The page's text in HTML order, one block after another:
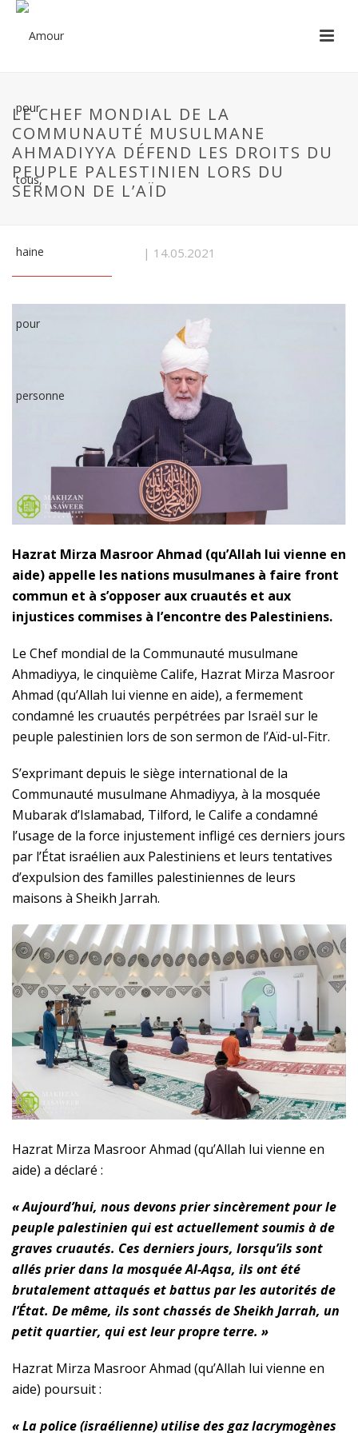
LE CHEF MONDIAL DE LA
COMMUNAUTÉ MUSULMANE
AHMADIYYA DÉFEND LES DROITS DU
PEUPLE PALESTINIEN LORS DU
SERMON DE L’AÏD
| 14.05.2021
Hazrat Mirza Masroor Ahmad (qu’Allah lui vienne en
aide) appelle les nations musulmanes à faire front
commun et à s’opposer aux cruautés et aux
injustices commises à l’encontre des Palestiniens.
Le Chef mondial de la Communauté musulmane
Ahmadiyya, le cinquième Calife, Hazrat Mirza Masroor
Ahmad (qu’Allah lui vienne en aide), a fermement
condamné les cruautés perpétrées par Israël sur le
peuple palestinien lors de son sermon de l’Aïd-ul-Fitr.
S’exprimant depuis le siège international de la
Communauté musulmane Ahmadiyya, à la mosquée
Mubarak d’Islamabad, Tilford, le Calife a condamné
l’usage de la force injustement infligé ces derniers jours
par l’État israélien aux Palestiniens et leurs tentatives
d’expulsion des familles palestiniennes de leurs
maisons à Sheikh Jarrah.
Hazrat Mirza Masroor Ahmad (qu’Allah lui vienne en
aide) a déclaré :
« Aujourd’hui, nous devons prier sincèrement pour le
peuple palestinien qui est actuellement soumis à de
graves cruautés. Ces derniers jours, lorsqu’ils sont
allés prier dans la mosquée Al-Aqsa, ils ont été
brutalement attaqués et battus par les autorités de
l’État. De même, ils sont chassés de Sheikh Jarrah, un
petit quartier, qui est leur propre terre. »
Hazrat Mirza Masroor Ahmad (qu’Allah lui vienne en
aide) poursuit :
« La police (israélienne) utilise des gaz lacrymogènes